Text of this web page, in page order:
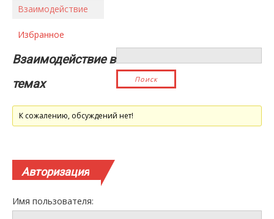
Взаимодействие
Избранное
Взаимодействие в
темах
К сожалению, обсуждений нет!
Авторизация
Имя пользователя: